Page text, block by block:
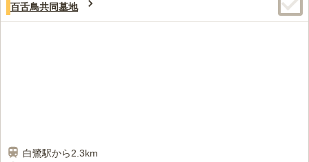
百舌鳥共同墓地
白鷺駅から2.3km